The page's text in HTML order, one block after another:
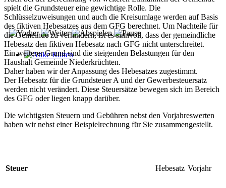
Anke Rütten
spielt die Grundsteuer eine gewichtige Rolle. Die
Schlüsselzuweisungen und auch die Kreisumlage werden auf Basis
des fiktiven Hebesatzes aus dem GFG berechnet. Um Nachteile für
die Gemeinde zu verhindern, ist es sinnvoll, dass der gemeindliche
Hebesatz den fiktiven Hebesatz nach GFG nicht unterschreitet.
Ein weiterer Grund sind die steigenden Belastungen für den
Haushalt Gemeinde Niederkrüchten.
Daher haben wir der Anpassung des Hebesatzes zugestimmt.
Der Hebesatz für die Grundsteuer A und der Gewerbesteuersatz
werden nicht verändert. Diese Steuersätze bewegen sich im Bereich
des GFG oder liegen knapp darüber.
Die wichtigsten Steuern und Gebühren nebst den Vorjahreswerten
haben wir nebst einer Beispielrechnung für Sie zusammengestellt.
Steuer Hebesatz Vorjahr